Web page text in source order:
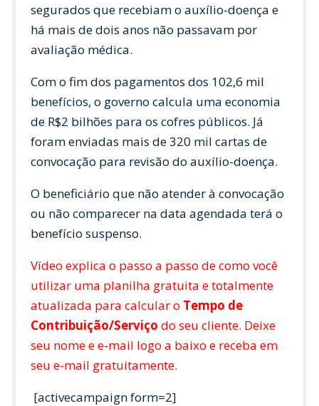
segurados que recebiam o auxílio-doença e
há mais de dois anos não passavam por
avaliação médica.
Com o fim dos pagamentos dos 102,6 mil
benefícios, o governo calcula uma economia
de R$2 bilhões para os cofres públicos. Já
foram enviadas mais de 320 mil cartas de
convocação para revisão do auxílio-doença.
O beneficiário que não atender à convocação
ou não comparecer na data agendada terá o
benefício suspenso.
Vídeo explica o passo a passo de como você
utilizar uma planilha gratuita e totalmente
atualizada para calcular o Tempo de
Contribuição/Serviço do seu cliente. Deixe
seu nome e e-mail logo a baixo e receba em
seu e-mail gratuitamente.
[activecampaign form=2]